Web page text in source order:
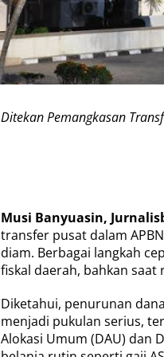
i
l
i
u
P
u
b
a
T
c
a
p
G
Ditekan Pemangkasan
Musi Banyuasin,
transfer pusat dalam
diam. Berbagai langkah
fiskal daerah, bahkan
Diketahui, penurunan
menjadi pukulan serius,
Alokasi Umum (DAU) dan